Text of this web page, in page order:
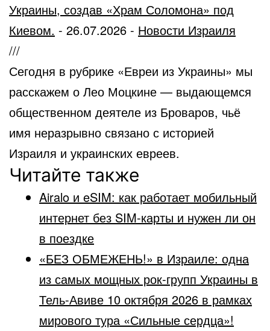
Украины, создав «Храм Соломона» под
Киевом. - 26.07.2026 - Новости Израиля
///
Сегодня в рубрике «Евреи из Украины» мы
расскажем о Лео Моцкине — выдающемся
общественном деятеле из Броваров, чьё
имя неразрывно связано с историей
Израиля и украинских евреев.
Читайте также
Airalo и eSIM: как работает мобильный
интернет без SIM-карты и нужен ли он
в поездке
«БЕЗ ОБМЕЖЕНЬ!» в Израиле: одна
из самых мощных рок-групп Украины в
Тель-Авиве 10 октября 2026 в рамках
мирового тура «Сильные сердца»!